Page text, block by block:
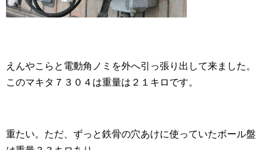
えんやこらと電動角ノミを外へ引っ張り出して来ました。
このマキタ７３０４は重量は２１キロです。
重たい。ただ、ずっと鉄骨の穴あけに使っていたボール盤